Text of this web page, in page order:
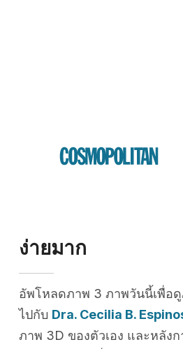
ง่ายมาก
อัพโหลดภาพ 3 ภาพวันนี้เพื่อ
ไปกับ Dra. Cecilia B.
ภาพ 3D ของตัวเอง และหลัง